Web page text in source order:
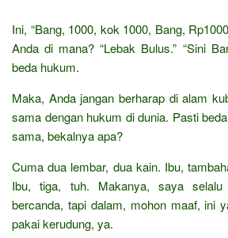
Ini, “Bang, 1000, kok 1000, Bang,
Anda di mana? “Lebak Bulus.” “Sini
beda hukum.
Maka, Anda jangan berharap di alam
sama dengan hukum di dunia. Pasti
sama, bekalnya apa?
Cuma dua lembar, dua kain. Ibu,
Ibu, tiga, tuh. Makanya, saya selalu
bercanda, tapi dalam, mohon maaf, ini
pakai kerudung, ya.